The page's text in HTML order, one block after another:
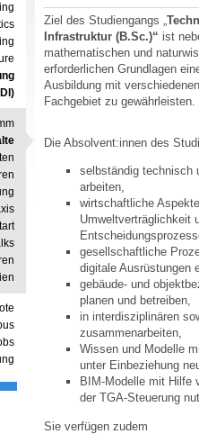
Ziel des Studiengangs „
Infrastruktur (B.Sc.)“ ist
mathematischen und
erforderlichen Grundlagen
Ausbildung mit
Fachgebiet zu gewährleisten.
Die Absolvent:innen des
selbständig technisch
arbeiten,
wirtschaftliche
Umweltverträglichkeit
gesellschaftliche
digitale Ausrüstungen
gebäude- und
planen und betreiben,
in interdisziplinären
zusammenarbeiten,
Wissen und Modelle
unter Einbeziehung
BIM-Modelle mit Hilfe
der TGA-Steuerung
Sie verfügen zudem